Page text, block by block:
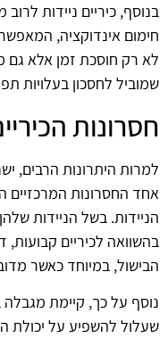
בנוסף, כיריים ניידות
חימום אינדוקציה, המאפשר
לא רק חוסכת זמן אלא גם
שמוביל לחסכון בעלויות
חסרונות
למרות היתרונות הרבים,
אחד החסרונות המרכזיים
הניידות. בשל הניידות
בהשוואה לכיריים
הבישול, במיוחד כאשר
נוסף על כך, קיימת מגבלה
שעלול להשפיע על יכולת